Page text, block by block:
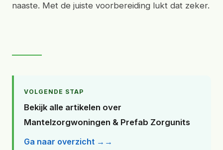
naaste. Met de juiste voorbereiding lukt dat zeker.
VOLGENDE STAP
Bekijk alle artikelen over
Mantelzorgwoningen & Prefab Zorgunits
Ga naar overzicht →